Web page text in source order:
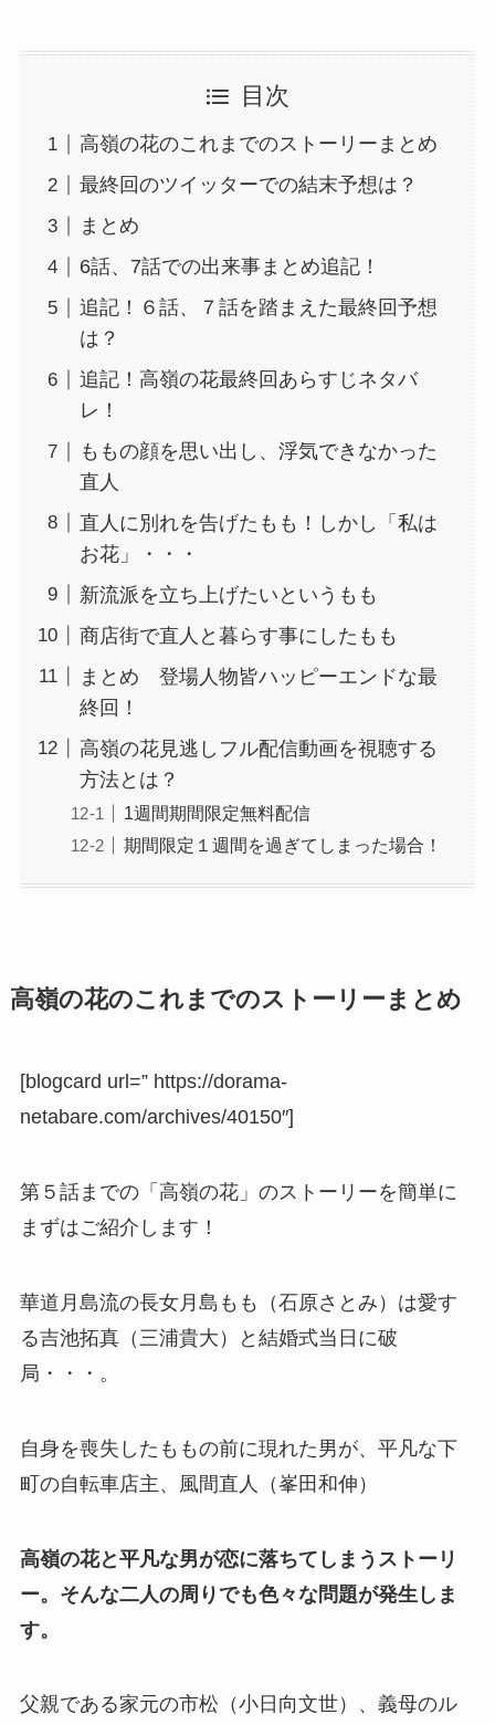
目次
高嶺の花のこれまでのストーリーまとめ
最終回のツイッターでの結末予想は？
まとめ
6話、7話での出来事まとめ追記！
追記！６話、７話を踏まえた最終回予想
は？
追記！高嶺の花最終回あらすじネタバ
レ！
ももの顔を思い出し、浮気できなかった
直人
直人に別れを告げたもも！しかし「私は
お花」・・・
新流派を立ち上げたいというもも
商店街で直人と暮らす事にしたもも
まとめ 登場人物皆ハッピーエンドな最
終回！
高嶺の花見逃しフル配信動画を視聴する
方法とは？
1週間期間限定無料配信
期間限定１週間を過ぎてしまった場合！
高嶺の花のこれまでのストーリーまとめ
[blogcard url=” https://dorama-
netabare.com/archives/40150″]
第５話までの「高嶺の花」のストーリーを簡単に
まずはご紹介します！
華道月島流の長女月島もも（石原さとみ）は愛す
る吉池拓真（三浦貴大）と結婚式当日に破
局・・・。
自身を喪失したももの前に現れた男が、平凡な下
町の自転車店主、風間直人（峯田和伸）
高嶺の花と平凡な男が恋に落ちてしまうストーリ
ー。そんな二人の周りでも色々な問題が発生しま
す。
父親である家元の市松（小日向文世）、義母のル